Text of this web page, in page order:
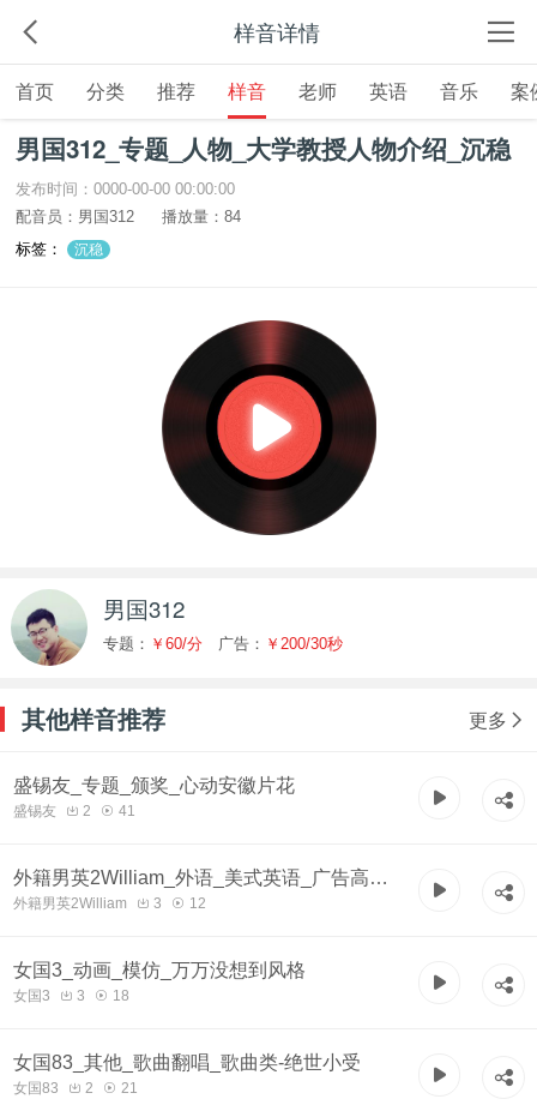
首页 分类 推荐 样音 老师 英语 音乐 案
样音详情
男国312_专题_人物_大学教授人物介绍_沉稳
发布时间：0000-00-00 00:00:00
配音员：男国312
播放量：84
标签： 沉稳
男国312
专题： ￥60/分 广告： ￥200/30秒
其他样音推荐 更多
盛锡友_专题_颁奖_心动安徽片花
盛锡友 2 41
外籍男英2William_外语_美式英语_广告高端
_大气
外籍男英2William 3 12
女国3_动画_模仿_万万没想到风格
女国3 3 18
女国83_其他_歌曲翻唱_歌曲类-绝世小受
女国83 2 21